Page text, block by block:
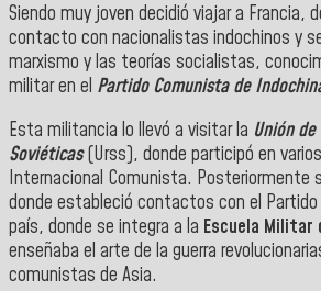
Siendo muy joven decidió viajar a Francia,
contacto con nacionalistas indochinos y
marxismo y las teorías socialistas,
militar en el Partido Comunista de
Esta militancia lo llevó a visitar la Unión
Soviéticas(Urss), donde participó en
Internacional Comunista. Posteriormente
donde estableció contactos con el
país, donde se integra a la Escuela Militar
enseñaba el arte de la guerra
comunistas de Asia.